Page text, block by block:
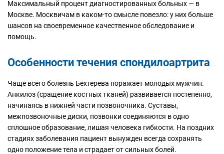
Максимальный процент диагностированных больных — в
Москве. Москвичам в каком-то смысле повезло: у них больше
шансов на своевременное качественное обследование и
помощь.
Особенности течения спондилоартрита
Чаще всего болезнь Бехтерева поражает молодых мужчин.
Анкилоз (сращение костных тканей) развивается постепенно,
начинаясь в нижней части позвоночника. Суставы,
межпозвоночные диски, позвонки соединяются в одно
сплошное образование, лишая человека гибкости. На поздних
стадиях заболевания пациент вынужден всегда сохранять
одно положение тела и страдает от сильных болей.